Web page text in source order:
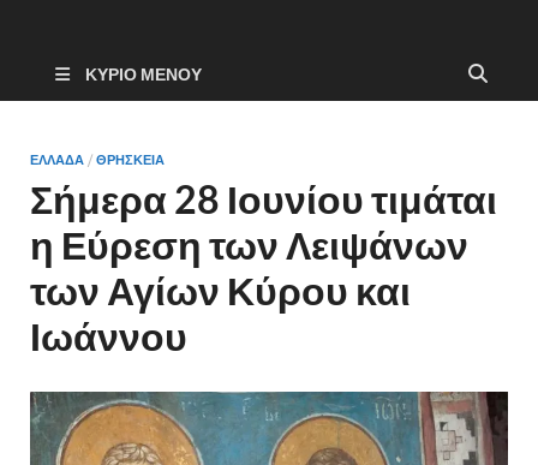
ΚΎΡΙΟ ΜΕΝΟΎ
ΕΛΛΑΔΑ / ΘΡΗΣΚΕΙΑ
Σήμερα 28 Ιουνίου τιμάται
η Εύρεση των Λειψάνων
των Αγίων Κύρου και
Ιωάννου